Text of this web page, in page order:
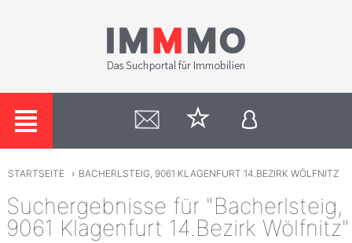
STARTSEITE › BACHERLSTEIG, 9061 KLAGENFURT 14.BEZIRK WÖLFNITZ
Suchergebnisse für "Bacherlsteig,
9061 Klagenfurt 14.Bezirk Wölfnitz"